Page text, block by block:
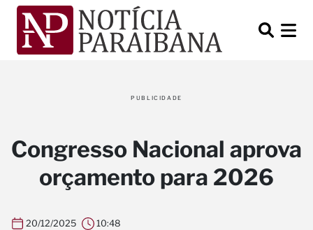
PUBLICIDADE
Congresso Nacional aprova
orçamento para 2026
20/12/2025 10:48